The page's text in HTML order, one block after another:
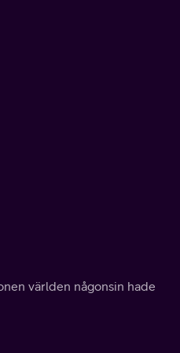
världen någonsin hade